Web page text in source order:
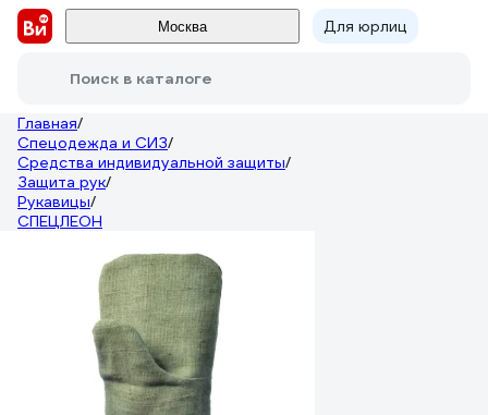
Москва Для юрлиц
Поиск в каталоге
Главная/
Спецодежда и СИЗ/
Средства индивидуальной защиты/
Защита рук/
Рукавицы/
СПЕЦЛЕОН